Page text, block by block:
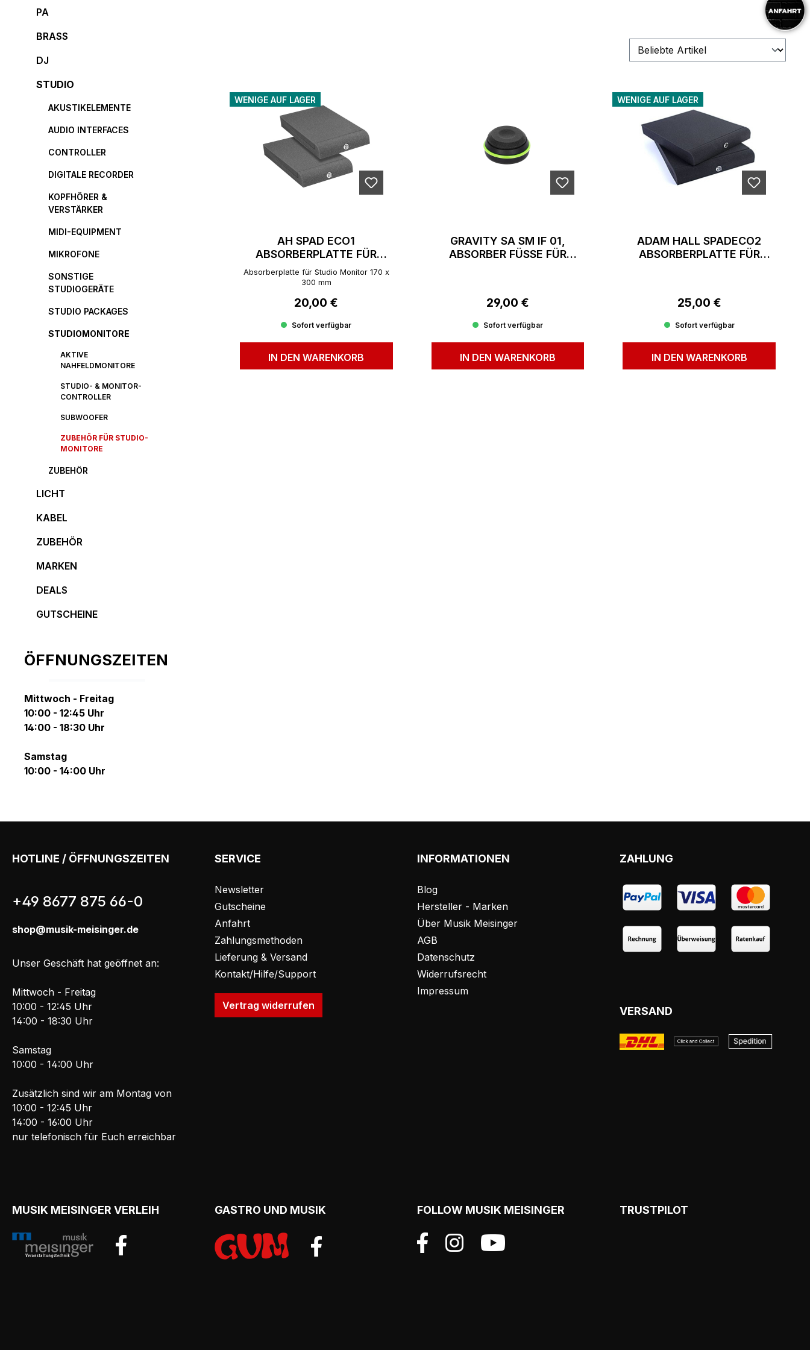
PA
BRASS
DJ
STUDIO
AKUSTIKELEMENTE
AUDIO INTERFACES
CONTROLLER
DIGITALE RECORDER
KOPFHÖRER &
VERSTÄRKER
MIDI-EQUIPMENT
MIKROFONE
SONSTIGE
STUDIOGERÄTE
STUDIO PACKAGES
STUDIOMONITORE
AKTIVE
NAHFELDMONITORE
STUDIO- & MONITOR-
CONTROLLER
SUBWOOFER
ZUBEHÖR FÜR STUDIO-
MONITORE
ZUBEHÖR
LICHT
KABEL
ZUBEHÖR
MARKEN
DEALS
GUTSCHEINE
ÖFFNUNGSZEITEN
Mittwoch - Freitag
10:00 - 12:45 Uhr
14:00 - 18:30 Uhr
Samstag
10:00 - 14:00 Uhr
WENIGE AUF LAGER
AH SPAD ECO1
ABSORBERPLATTE FÜR
STUDIOMONITORE
Absorberplatte für Studio Monitor 170 x
300 mm
Regulärer Preis:
20,00 €
Sofort verfügbar
IN DEN WARENKORB
GRAVITY SA SM IF 01,
ABSORBER FÜSSE FÜR L
Regulärer Preis:
29,00 €
Sofort verfügbar
IN DEN WARENKORB
WENIGE AUF LAGER
ADAM HALL SPADECO2
ABSORBERPLATTE FÜR
Regulärer Preis:
25,00 €
Sofort verfügbar
IN DEN WARENKORB
HOTLINE / ÖFFNUNGSZEITEN
+49 8677 875 66-0
shop@musik-meisinger.de
Unser Geschäft hat geöffnet an:
Mittwoch - Freitag
10:00 - 12:45 Uhr
14:00 - 18:30 Uhr
Samstag
10:00 - 14:00 Uhr
Zusätzlich sind wir am Montag von
10:00 - 12:45 Uhr
14:00 - 16:00 Uhr
nur telefonisch für Euch erreichbar
SERVICE
Newsletter
Gutscheine
Anfahrt
Zahlungsmethoden
Lieferung & Versand
Kontakt/Hilfe/Support
Vertrag widerrufen
INFORMATIONEN
Blog
Hersteller - Marken
Über Musik Meisinger
AGB
Datenschutz
Widerrufsrecht
Impressum
ZAHLUNG
VERSAND
MUSIK MEISINGER VERLEIH GASTRO UND MUSIK FOLLOW MUSIK MEISINGER TRUSTPILOT